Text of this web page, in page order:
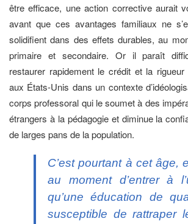
être efficace, une action corrective aurait
avant que ces avantages familiaux ne
solidifient dans des effets durables, au
primaire et secondaire. Or il paraît
restaurer rapidement le crédit et la rigueur
aux États-Unis dans un contexte
corps professoral qui le soumet à des
étrangers à la pédagogie et diminue la
de larges pans de la population.
C’est pourtant à cet âge,
au moment d’entrer à
qu’une éducation de
susceptible de rattraper